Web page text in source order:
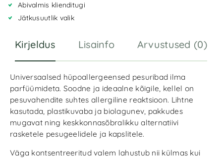
:
Abivalmis klienditugi
Jätkusuutlik valik
Kirjeldus Lisainfo Arvustused (0)
Universaalsed hüpoallergeensed pesuribad ilma
parfüümideta. Soodne ja ideaalne kõigile, kellel on
pesuvahendite suhtes allergiline reaktsioon. Lihtne
kasutada, plastikuvaba ja biolagunev, pakkudes
mugavat ning keskkonnasõbralikku alternatiivi
rasketele pesugeelidele ja kapslitele.
Väga kontsentreeritud valem lahustub nii külmas kui